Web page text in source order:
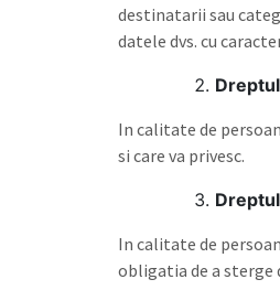
destinatarii sau
datele dvs. cu
In calitate de
si care va privesc.
In calitate de
obligatia de a sterge